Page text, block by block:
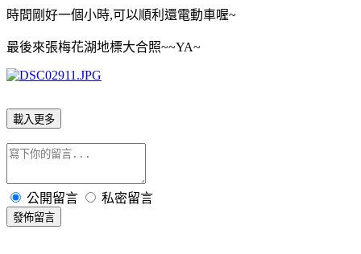
時間剛好一個小時,可以順利還電動車喔~
最後來張梅花湖地標大合照~~YA~
載入更多
公開留言 私密留言
發佈留言